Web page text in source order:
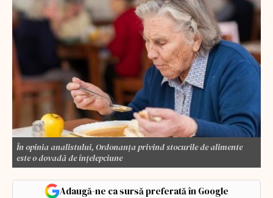
În opinia analistului, Ordonanța privind stocurile de alimente
este o dovadă de înțelepciune
Adaugă-ne ca sursă preferată în Google